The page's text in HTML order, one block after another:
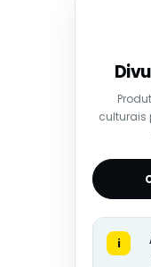
culturais
i